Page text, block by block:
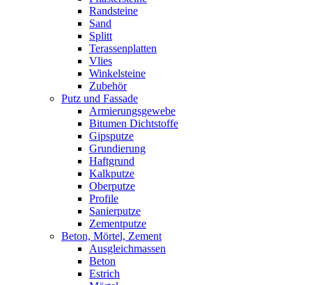
Randsteine
Sand
Splitt
Terassenplatten
Vlies
Winkelsteine
Zubehör
Putz und Fassade
Armierungsgewebe
Bitumen Dichtstoffe
Gipsputze
Grundierung
Haftgrund
Kalkputze
Oberputze
Profile
Sanierputze
Zementputze
Beton, Mörtel, Zement
Ausgleichmassen
Beton
Estrich